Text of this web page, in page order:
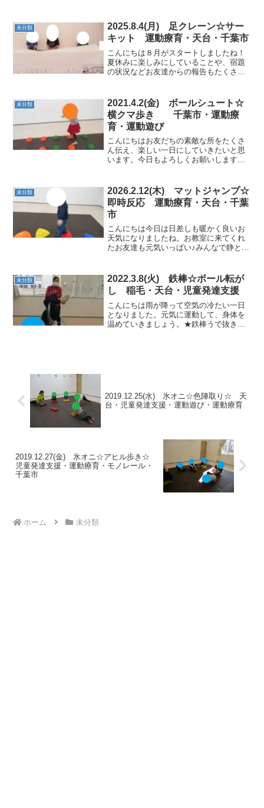
未分類
2025.8.4(月) 足クレーン☆サー
キット 運動療育・天台・千葉市
こんにちは８月がスタートしましたね！
夏休みに楽しみにしていることや、宿題
の状況などお友達からの報告もたくさん
★紙芝居長いお話も集中して聞くことが
できました。★壁倒立二回...
未分類
2021.4.2(金) ボールシュート☆
横クマ歩き 千葉市・運動療
育・運動遊び
こんにちはお友だちの素敵な所をたくさ
ん伝え、楽しい一日にしていきたいと思
います。今日もよろしくお願いします！
す。 ★飛び石渡り飛び石の上でポーズ
～。間隔が空いているけど...
未分類
2026.2.12(木) マットジャンプ☆
即時反応 運動療育・天台・千葉
市
こんにちは今日は日差しも暖かく良いお
天気になりましたね。お教室に来てくれ
たお友達も元気いっぱい♪みんなで静と動
り、マット山でクマ歩き、一本橋でもク
マ歩きを頑張りました！...
未分類
2022.3.8(火) 鉄棒☆ボール転が
し 稲毛・天台・児童発達支援
こんにちは雨が降って空気の冷たい一日
となりました。元気に運動して、身体を
温めていきましょう。★鉄棒うで抜きの
2019.12.25(水) 氷オニ☆色陣取り☆ 天
台・児童発達支援・運動遊び・運動療育
2019.12.27(金) 氷オニ☆アヒル歩き☆
児童発達支援・運動療育・モノレール・
千葉市
ホーム 未分類